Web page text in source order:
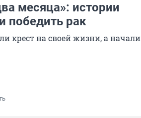
месяца»: истории
победить рак
крест на своей жизни, а начали